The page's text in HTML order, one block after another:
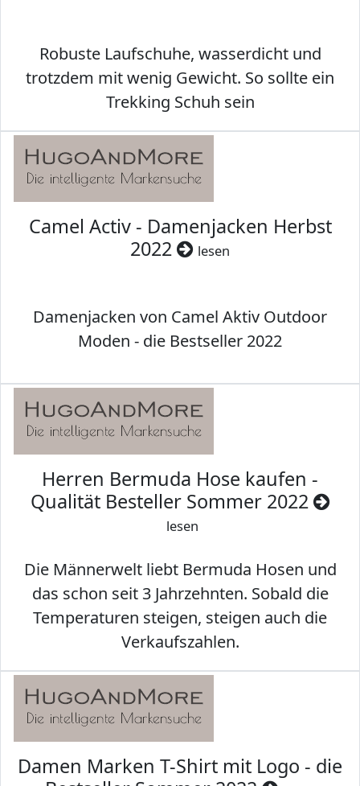
Robuste Laufschuhe, wasserdicht und
trotzdem mit wenig Gewicht. So sollte ein
Trekking Schuh sein
Camel Activ - Damenjacken Herbst
2022
lesen
Damenjacken von Camel Aktiv Outdoor
Moden - die Bestseller 2022
Herren Bermuda Hose kaufen -
Qualität Besteller Sommer 2022
lesen
Die Männerwelt liebt Bermuda Hosen und
das schon seit 3 Jahrzehnten. Sobald die
Temperaturen steigen, steigen auch die
Verkaufszahlen.
Damen Marken T-Shirt mit Logo - die